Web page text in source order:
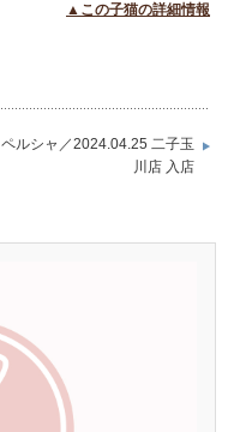
▲この子猫の詳細情報
ペルシャ／2024.04.25 二子玉
川店 入店